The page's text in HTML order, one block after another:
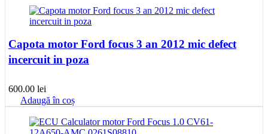
Capota motor Ford focus 3 an 2012 mic defect
incercuit in poza
600.00 lei
Adaugă în coș